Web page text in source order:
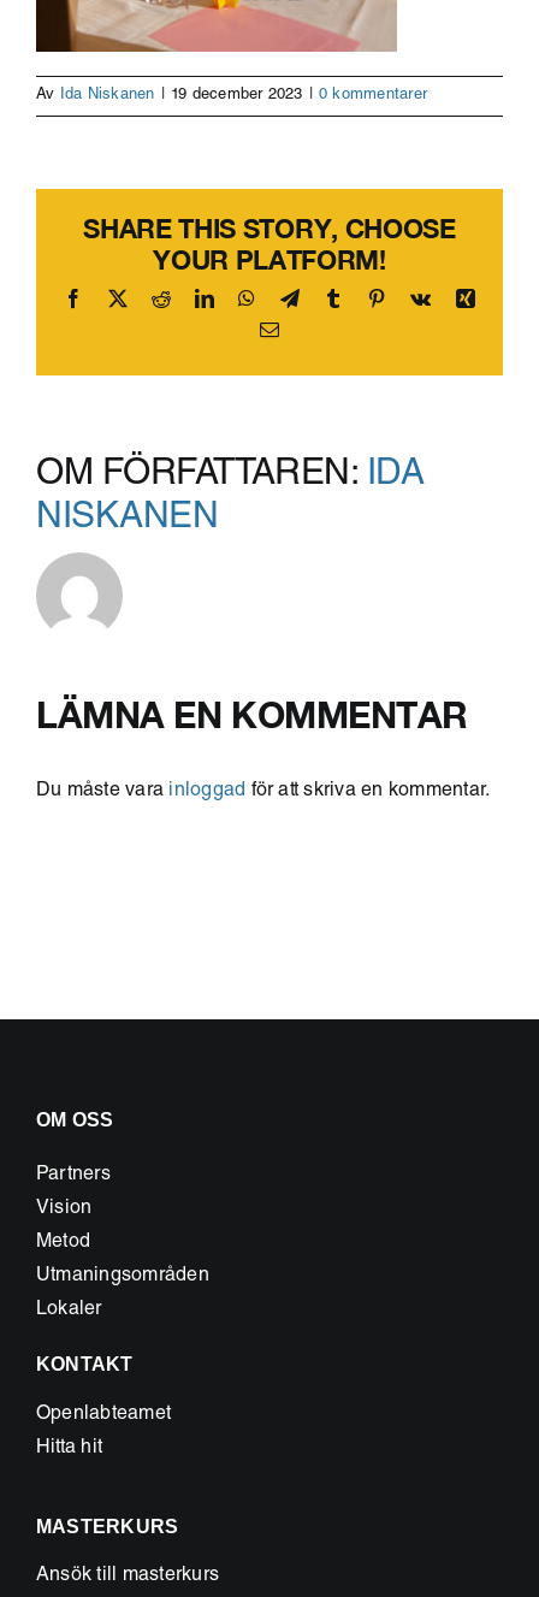
Av Ida Niskanen | 19 december 2023 | 0 kommentarer
SHARE THIS STORY, CHOOSE
YOUR PLATFORM!
Facebook
X RedditLinkedInWhatsApp
TelegramTumblr Pinterest
Vk
Xing
E-
OM FÖRFATTAREN: IDA
NISKANEN
LÄMNA EN KOMMENTAR
Du måste vara inloggad för att skriva en kommentar.
OM OSS
Partners
Vision
Metod
Utmaningsområden
Lokaler
KONTAKT
Openlabteamet
Hitta hit
MASTERKURS
Ansök till masterkurs